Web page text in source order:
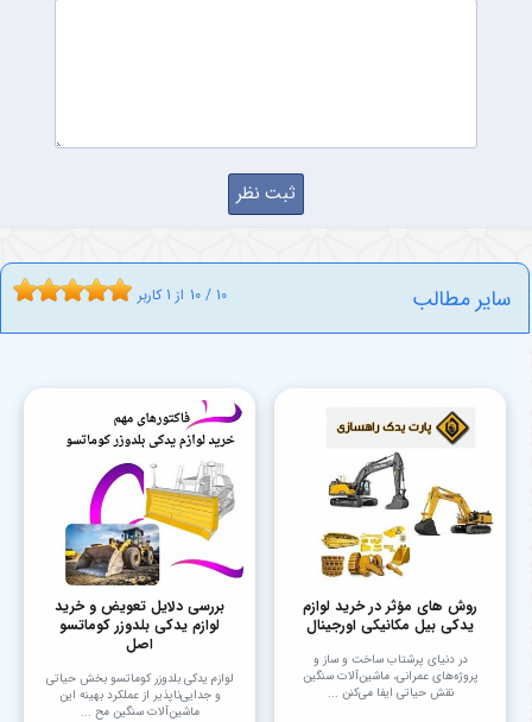
سایر مطالب 10 / 10 از 1 کاربر
روش های مؤثر در خرید لوازم
یدکی بیل مکانیکی اورجینال
در دنیای پرشتاب ساخت و ساز و
پروژه‌های عمرانی، ماشین‌آلات سنگین
نقش حیاتی ایفا می‌کنن ...
بررسی دلایل تعویض و خرید
لوازم یدکی بلدوزر کوماتسو
اصل
لوازم یدکی بلدوزر کوماتسو بخش حیاتی
و جدایی‌ناپذیر از عملکرد بهینه این
ماشین‌آلات سنگین مح ...